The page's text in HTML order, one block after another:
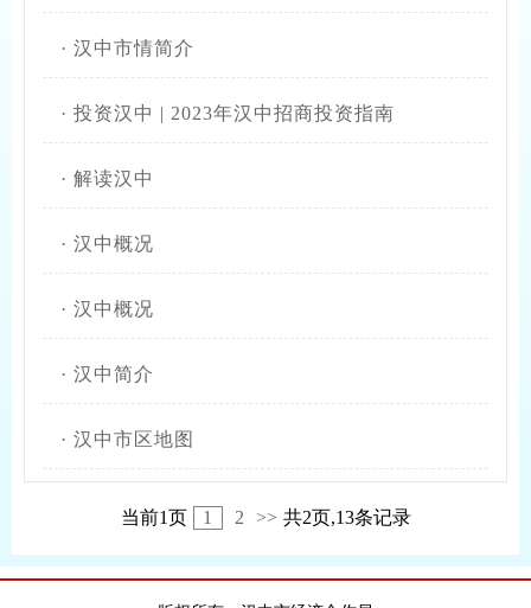
· 汉中市情简介
· 投资汉中 | 2023年汉中招商投资指南
· 解读汉中
· 汉中概况
· 汉中概况
· 汉中简介
· 汉中市区地图
当前1页 1 2 >> 共2页,13条记录